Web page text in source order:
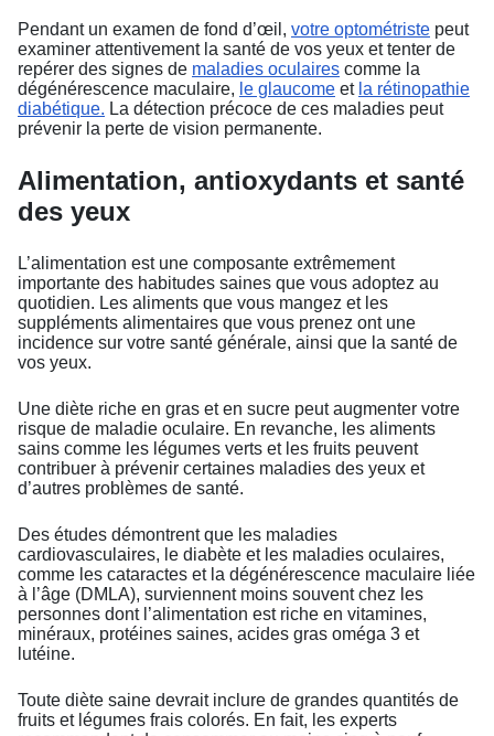
Pendant un examen de fond d’œil, votre optométriste peut
examiner attentivement la santé de vos yeux et tenter de
repérer des signes de maladies oculaires comme la
dégénérescence maculaire, le glaucome et la rétinopathie
diabétique. La détection précoce de ces maladies peut
prévenir la perte de vision permanente.
Alimentation, antioxydants et santé
des yeux
L’alimentation est une composante extrêmement
importante des habitudes saines que vous adoptez au
quotidien. Les aliments que vous mangez et les
suppléments alimentaires que vous prenez ont une
incidence sur votre santé générale, ainsi que la santé de
vos yeux.
Une diète riche en gras et en sucre peut augmenter votre
risque de maladie oculaire. En revanche, les aliments
sains comme les légumes verts et les fruits peuvent
contribuer à prévenir certaines maladies des yeux et
d’autres problèmes de santé.
Des études démontrent que les maladies
cardiovasculaires, le diabète et les maladies oculaires,
comme les cataractes et la dégénérescence maculaire liée
à l’âge (DMLA), surviennent moins souvent chez les
personnes dont l’alimentation est riche en vitamines,
minéraux, protéines saines, acides gras oméga 3 et
lutéine.
Toute diète saine devrait inclure de grandes quantités de
fruits et légumes frais colorés. En fait, les experts